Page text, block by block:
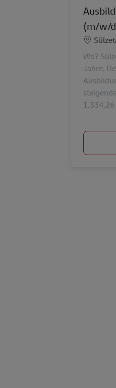
(m/w/
Wo?
Jahre.